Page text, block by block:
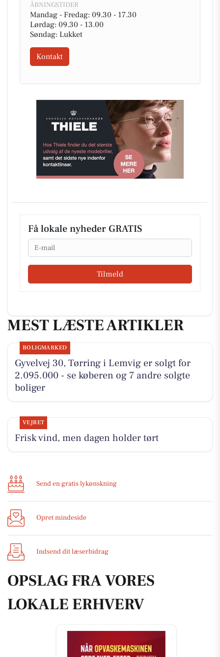
ÅBNINGSTIDER
Mandag - Fredag: 09.30 - 17.30
Lørdag: 09.30 - 13.00
Søndag: Lukket
Kontakt
Få lokale nyheder GRATIS
Email
Tilmeld
MEST LÆSTE ARTIKLER
BOLIGMARKED
Gyvelvej 30, Tørring i Lemvig er solgt for
2.095.000 - se køberen og 7 andre solgte
boliger
VEJRET
Frisk vind, men dagen holder tørt
Send en gratis lykønskning
Opret mindeside
Indsend dit læserbidrag
OPSLAG FRA VORES
LOKALE ERHVERV